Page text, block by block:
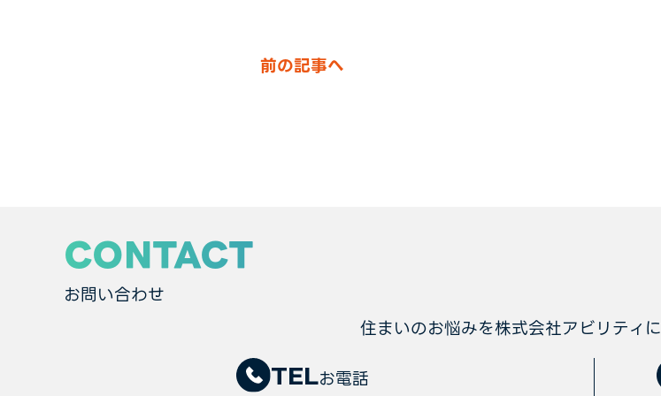
前の記事へ
CONTACT
お問い合わせ
住まいのお悩みを株式会社アビリティに
TELお電話